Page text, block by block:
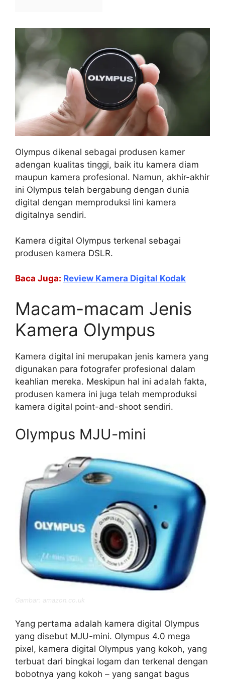
Olympus dikenal sebagai produsen kamer
adengan kualitas tinggi, baik itu kamera diam
maupun kamera profesional. Namun, akhir-akhir
ini Olympus telah bergabung dengan dunia
digital dengan memproduksi lini kamera
digitalnya sendiri.
Kamera digital Olympus terkenal sebagai
produsen kamera DSLR.
Baca Juga: Review Kamera Digital Kodak
Macam-macam Jenis
Kamera Olympus
Kamera digital ini merupakan jenis kamera yang
digunakan para fotografer profesional dalam
keahlian mereka. Meskipun hal ini adalah fakta,
produsen kamera ini juga telah memproduksi
kamera digital point-and-shoot sendiri.
Olympus MJU-mini
Gambar: amazon.co.uk
Yang pertama adalah kamera digital Olympus
yang disebut MJU-mini. Olympus 4.0 mega
pixel, kamera digital Olympus yang kokoh, yang
terbuat dari bingkai logam dan terkenal dengan
bobotnya yang kokoh – yang sangat bagus